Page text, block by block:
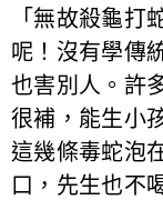
「無故殺龜打
呢！沒有學傳
也害別人。許
很補，能生小
這幾條毒蛇泡
口，先生也不